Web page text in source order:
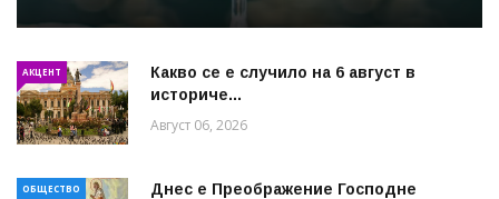
АКЦЕНТ
Какво се е случило на 6 август в
историче...
Август 06, 2026
ОБЩЕСТВО Днес е Преображение Господне